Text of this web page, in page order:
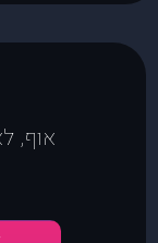
אוף,